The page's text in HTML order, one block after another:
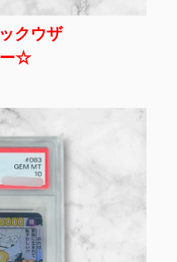
クウザ
ー☆